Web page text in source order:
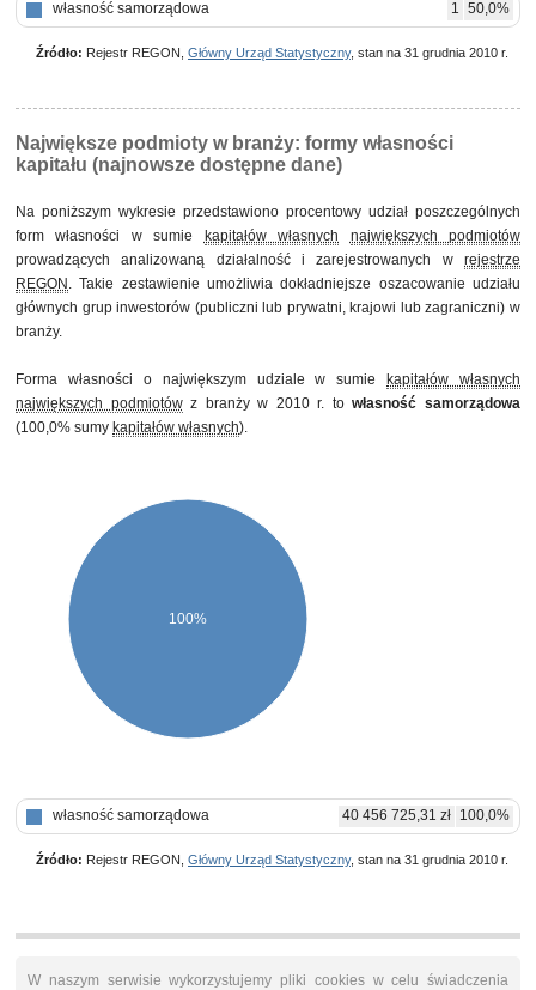
własność samorządowa 1 50,0%
Źródło: Rejestr REGON, Główny Urząd Statystyczny, stan na 31 grudnia 2010 r.
Największe podmioty w branży: formy własności
kapitału (najnowsze dostępne dane)
Na poniższym wykresie przedstawiono procentowy udział poszczególnych
form własności w sumie
kapitałów własnych
największych podmiotów
prowadzących analizowaną działalność i zarejestrowanych w rejestrze
REGON . Takie zestawienie umożliwia dokładniejsze oszacowanie udziału
głównych grup inwestorów (publiczni lub prywatni, krajowi lub zagraniczni) w
branży.
Forma własności o największym udziale w sumie
kapitałów własnych
największych podmiotówz branży w 2010 r. towłasność samorządowa
(100,0% sumy kapitałów własnych).
100%
własność samorządowa 40 456 725,31 zł 100,0%
Źródło: Rejestr REGON, Główny Urząd Statystyczny, stan na 31 grudnia 2010 r.
W naszym serwisie wykorzystujemy pliki cookies w celu świadczenia